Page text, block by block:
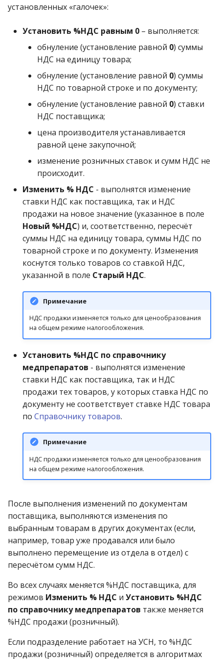
Реестр документов
Реестр приходов от
поставщика
Реестр розничных цен
ТО
Статотчёт по группам
Формы 7-МЗ, 11-МЗ
операции»
Модуль «Торговые
Работа со сроками
годности
Работа с фасовкой
Справочники
Услуги
Учет кассовых операций
Экспорт-импорт
данных
установленных «галочек»:
Установить %НДС равным 0 – выполняется:
обнуление (установление равной 0) суммы
НДС на единицу товара;
обнуление (установление равной 0) суммы
НДС по товарной строке и по документу;
обнуление (установление равной 0) ставки
НДС поставщика;
цена производителя устанавливается
равной цене закупочной;
изменение розничных ставок и сумм НДС не
происходит.
Изменить % НДС - выполнятся изменение
ставки НДС как поставщика, так и НДС
продажи на новое значение (указанное в поле
Новый %НДС) и, соответственно, пересчёт
суммы НДС на единицу товара, суммы НДС по
товарной строке и по документу. Изменения
коснутся только товаров со ставкой НДС,
указанной в поле Старый НДС.
Примечание
НДС продажи изменяется только для ценообразования
на общем режиме налогообложения.
Установить %НДС по справочнику
медпрепаратов - выполнятся изменение
ставки НДС как поставщика, так и НДС
продажи тех товаров, у которых ставка НДС по
документу не соответствует ставке НДС товара
по Справочнику товаров.
Примечание
НДС продажи изменяется только для ценообразования
на общем режиме налогообложения.
После выполнения изменений по документам
поставщика, выполняются изменения по
выбранным товарам в других документах (если,
например, товар уже продавался или было
выполнено перемещение из отдела в отдел) с
пересчётом сумм НДС.
Во всех случаях меняется %НДС поставщика, для
режимов Изменить % НДС и Установить %НДС
по справочнику медпрепаратов также меняется
%НДС продажи (розничный).
Если подразделение работает на УСН, то %НДС
продажи (розничный) определяется в алгоритмах